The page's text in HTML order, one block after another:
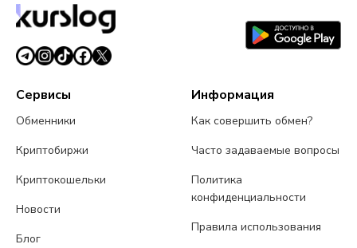
Сервисы
Обменники
Криптобиржи
Криптокошельки
Новости
Блог
Информация
Как совершить обмен?
Часто задаваемые вопросы
Политика
конфиденциальности
Правила использования